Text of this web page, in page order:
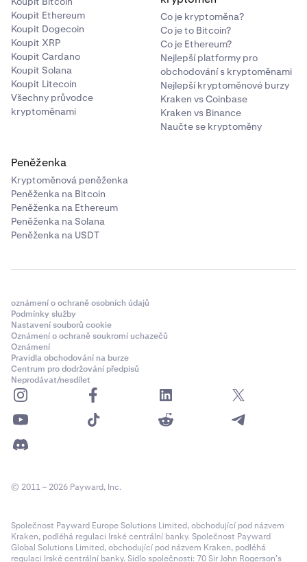
Act I: The AI Prophecy
ACT
Solana
Adi Token
ADI
Ethereum (ERC-20)
Adventure Gold
AGLD
Ethereum (ERC-20)
Aerodrome Finance
Základ
ATH
Ethereum (ERC-20)
Koupit Ethereum
Koupit Dogecoin
Koupit XRP
Koupit Cardano
Koupit Solana
Koupit Litecoin
Všechny průvodce
kryptoměnami
Co je kryptoměna?
Co je to Bitcoin?
Co je Ethereum?
Nejlepší platformy pro
obchodování s kryptoměnami
Nejlepší kryptoměnové burzy
Kraken vs Coinbase
Kraken vs Binance
Naučte se kryptoměny
Peněženka
Kryptoměnová peněženka
Peněženka na Bitcoin
Peněženka na Ethereum
Peněženka na Solana
Peněženka na USDT
oznámení o ochraně osobních údajů
Podmínky služby
Nastavení souborů cookie
Oznámení o ochraně soukromí uchazečů
Oznámení
Pravidla obchodování na burze
Centrum pro dodržování předpisů
Neprodávat/nesdílet
© 2011 – 2026 Payward, Inc.
Společnost Payward Europe Solutions Limited, obchodující pod názvem
Kraken, podléhá regulaci Irské centrální banky. Společnost Payward
Global Solutions Limited, obchodující pod názvem Kraken, podléhá
regulaci Irské centrální banky. Sídlo společnosti: 70 Sir John Rogerson’s